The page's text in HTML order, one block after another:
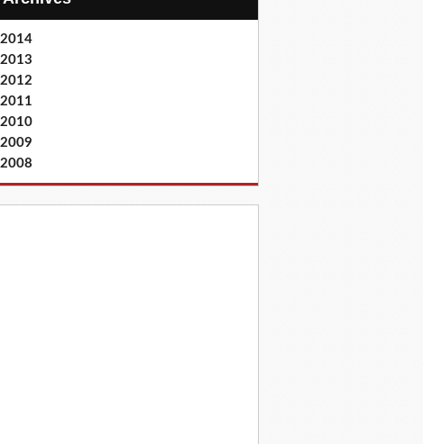
2014
2013
2012
2011
2010
2009
2008